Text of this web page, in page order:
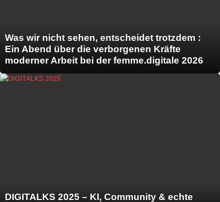
Was wir nicht sehen, entscheidet trotzdem :
Ein Abend über die verborgenen Kräfte
moderner Arbeit bei der femme.digitale 2026
DIGITALKS 2025 – KI, Community & echte